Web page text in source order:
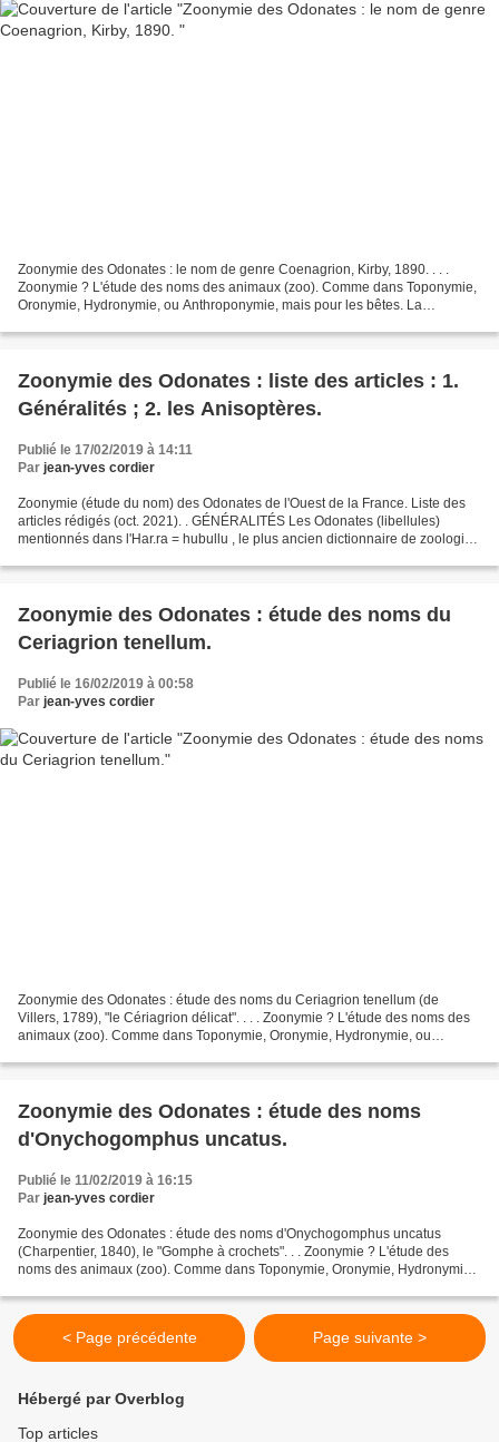
Zoonymie des Odonates : le nom de genre Coenagrion, Kirby, 1890. . . .
Zoonymie ? L'étude des noms des animaux (zoo). Comme dans Toponymie,
Oronymie, Hydronymie, ou Anthroponymie, mais pour les bêtes. La
Zoonymie des Odonates : liste des articles : 1.
Généralités ; 2. les Anisoptères.
Publié le 17/02/2019 à 14:11
Par jean-yves cordier
Zoonymie (étude du nom) des Odonates de l'Ouest de la France. Liste des
articles rédigés (oct. 2021). . GÉNÉRALITÉS Les Odonates (libellules)
mentionnés dans l'Har.ra = hubullu , le plus ancien dictionnaire de zoologie
Zoonymie des Odonates : étude des noms du
Ceriagrion tenellum.
Publié le 16/02/2019 à 00:58
Par jean-yves cordier
Zoonymie des Odonates : étude des noms du Ceriagrion tenellum (de
Villers, 1789), "le Cériagrion délicat". . . . Zoonymie ? L'étude des noms des
animaux (zoo). Comme dans Toponymie, Oronymie, Hydronymie, ou
Zoonymie des Odonates : étude des noms
d'Onychogomphus uncatus.
Publié le 11/02/2019 à 16:15
Par jean-yves cordier
Zoonymie des Odonates : étude des noms d'Onychogomphus uncatus
(Charpentier, 1840), le "Gomphe à crochets". . . Zoonymie ? L'étude des
noms des animaux (zoo). Comme dans Toponymie, Oronymie, Hydronymie,
< Page précédente Page suivante >
Hébergé par Overblog
Top articles